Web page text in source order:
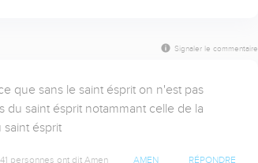
Signaler le commentaire
que sans le saint ésprit on n'est pas
saint ésprit notammant celle de la
ésprit
41 personnes ont dit Amen AMEN RÉPONDRE